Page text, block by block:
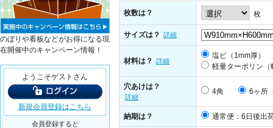
枚数は？ 枚
サイズは？ 詳細
材料は？ 詳細
塩ビ（1mm厚）
軽量ターポリン（
穴あけは？
詳細
4角 6ヶ所
納期は？ 通常便：6日後出
のぼりや看板などがお得になる現
在開催中のキャンペーン情報！
ようこそゲストさん
新規会員登録はこちら
会員登録すると